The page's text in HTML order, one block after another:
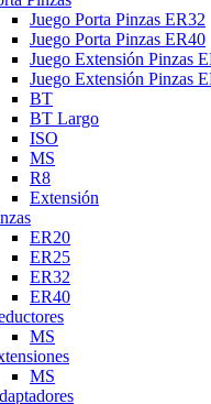
Juego Porta Pinzas ER32
Juego Porta Pinzas ER40
Juego Extensión Pinzas
Juego Extensión Pinzas
BT
BT Largo
ISO
MS
R8
Extensión
ER20
ER25
ER32
ER40
MS
MS